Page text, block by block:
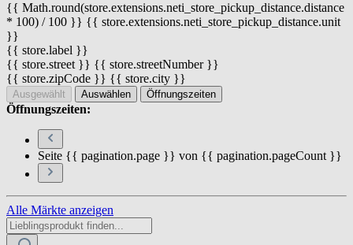
{{ Math.round(store.extensions.neti_store_pickup_distance.distance
* 100) / 100 }} {{ store.extensions.neti_store_pickup_distance.unit
}}
{{ store.label }}
{{ store.street }} {{ store.streetNumber }}
{{ store.zipCode }} {{ store.city }}
Ausgewählt Auswählen Öffnungszeiten
Öffnungszeiten:
Seite {{ pagination.page }} von {{ pagination.pageCount }}
Alle Märkte anzeigen